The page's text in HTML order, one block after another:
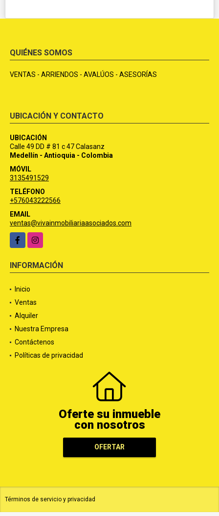
QUIÉNES SOMOS
VENTAS - ARRIENDOS - AVALÚOS - ASESORÍAS
UBICACIÓN Y CONTACTO
UBICACIÓN
Calle 49 DD # 81 c 47 Calasanz
Medellín - Antioquia - Colombia
MÓVIL
3135491529
TELÉFONO
+576043222566
EMAIL
ventas@vivainmobiliariaasociados.com
FacebookInstagram
INFORMACIÓN
Inicio
Ventas
Alquiler
Nuestra Empresa
Contáctenos
Políticas de privacidad
Oferte su inmueble
con nosotros
OFERTAR
Términos de servicio y privacidad